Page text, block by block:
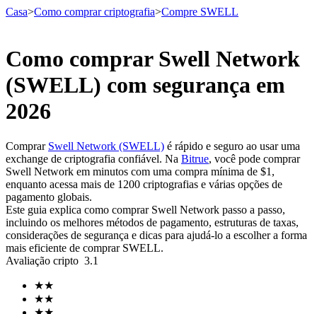
Futuros
Futuros de USDT
Futuros usando USDT como garantia
Casa>Como comprar criptografia>Compre SWELL
Como comprar Swell Network
(SWELL) com segurança em
2026
Comprar Swell Network (SWELL) é rápido e seguro ao usar uma
exchange de criptografia confiável. Na Bitrue, você pode comprar
Swell Network em minutos com uma compra mínima de $1,
enquanto acessa mais de 1200 criptografias e várias opções de
pagamento globais.
Este guia explica como comprar Swell Network passo a passo,
incluindo os melhores métodos de pagamento, estruturas de taxas,
considerações de segurança e dicas para ajudá-lo a escolher a forma
mais eficiente de comprar SWELL.
Avaliação cripto 3.1
★★
★★